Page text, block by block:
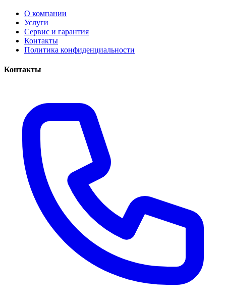
О компании
Услуги
Сервис и гарантия
Контакты
Политика конфиденциальности
Контакты